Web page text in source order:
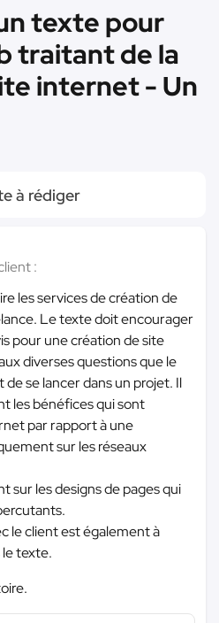
texte pour
traitant de la
internet - Un
à rédiger
:
les services de création de
Le texte doit encourager
pour une création de site
diverses questions que le
se lancer dans un projet. Il
les bénéfices qui sont
par rapport à une
sur les réseaux
sur les designs de pages qui
le client est également à
texte.